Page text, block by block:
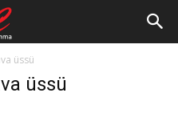
üssü
üssü